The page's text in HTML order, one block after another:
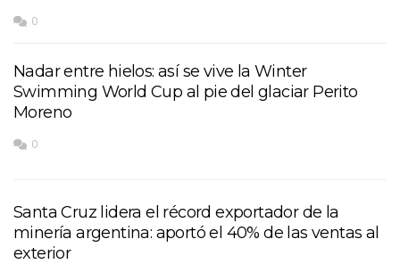
0
Nadar entre hielos: así se vive la Winter
Swimming World Cup al pie del glaciar Perito
Moreno
0
Santa Cruz lidera el récord exportador de la
minería argentina: aportó el 40% de las ventas al
exterior